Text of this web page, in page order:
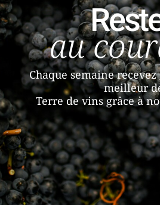
au
Chaque semaine
meilleur
Terre de vins grâce à